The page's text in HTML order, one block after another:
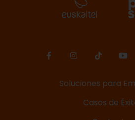
Soluciones para
Casos de